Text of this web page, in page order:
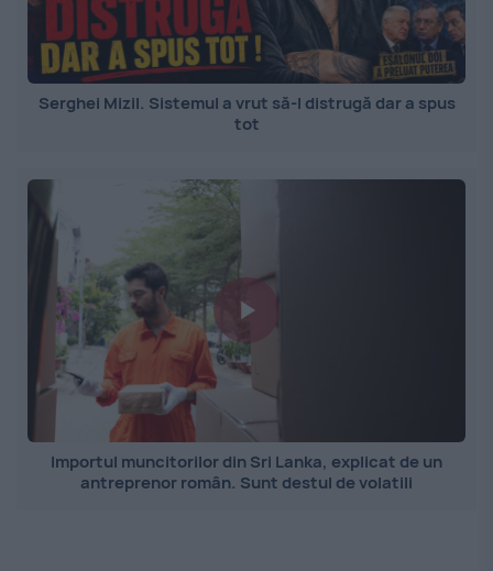
Serghei Mizil. Sistemul a vrut să-l distrugă dar a spus
tot
Importul muncitorilor din Sri Lanka, explicat de un
antreprenor român. Sunt destul de volatili